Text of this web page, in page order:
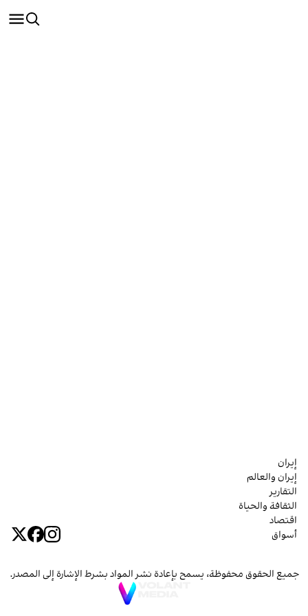
إيران
إيران والعالم
التقارير
الثقافة والحياة
اقتصاد
أسواق
جميع الحقوق محفوظة، يسمح بإعادة نشر المواد بشرط الإشارة إلى المصدر.